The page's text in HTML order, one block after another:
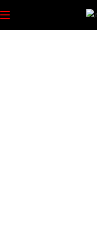
al
contenuto